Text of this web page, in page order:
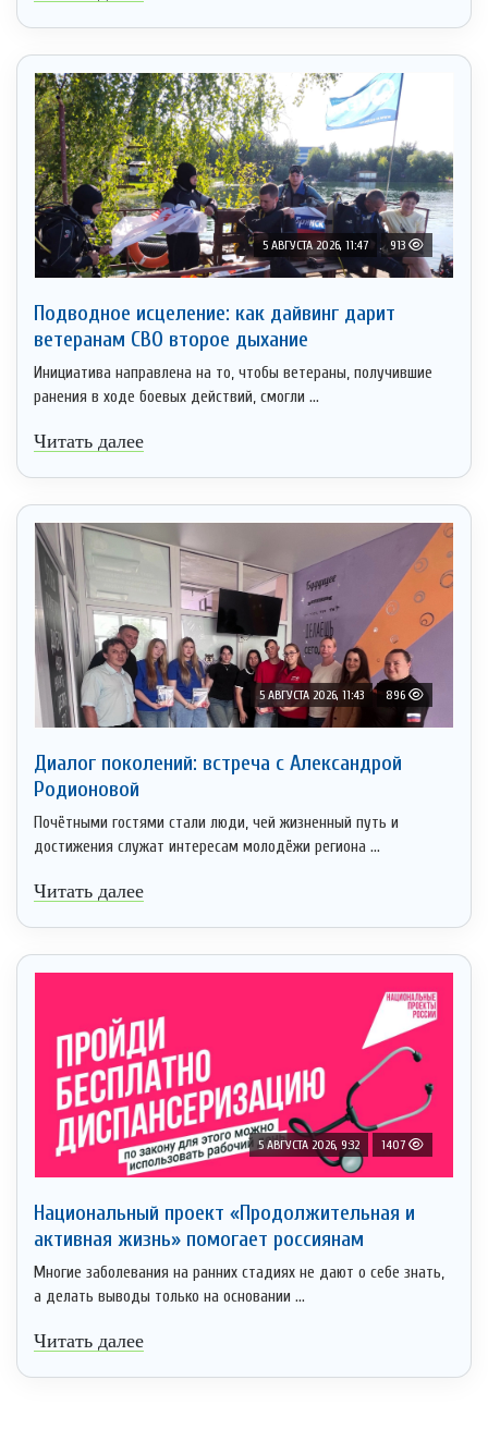
5 АВГУСТА 2026, 11:47 913
Подводное исцеление: как дайвинг дарит
ветеранам СВО второе дыхание
Инициатива направлена на то, чтобы ветераны, получившие
ранения в ходе боевых действий, смогли ...
Читать далее
5 АВГУСТА 2026, 11:43 896
Диалог поколений: встреча с Александрой
Родионовой
Почётными гостями стали люди, чей жизненный путь и
достижения служат интересам молодёжи региона ...
Читать далее
5 АВГУСТА 2026, 9:32 1407
Национальный проект «Продолжительная и
активная жизнь» помогает россиянам
Многие заболевания на ранних стадиях не дают о себе знать,
а делать выводы только на основании ...
Читать далее